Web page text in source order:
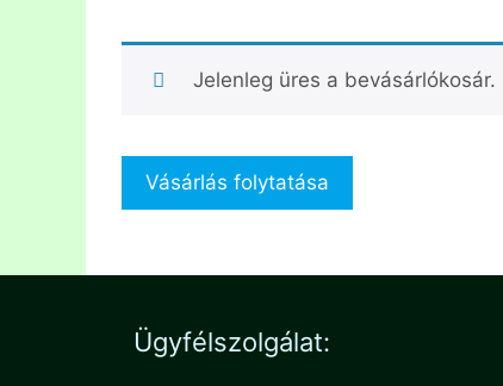
Jelenleg üres a bevásárlókosár.
Vásárlás folytatása
Ügyfélszolgálat: